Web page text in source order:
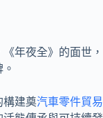
年夜全》的面世，
構建奠汽車零件貿易